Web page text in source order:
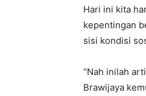
Hari ini kita
kepentingan
sisi kondisi
“Nah inilah
Brawijaya